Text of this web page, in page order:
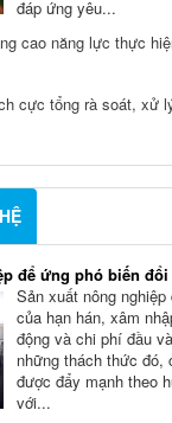
đáp ứng yêu...
cao năng lực thực
cực tổng rà soát, xử
để ứng phó biến đổi
Sản xuất nông
của hạn hán, xâm
động và chi phí đầu
những thách thức đó,
được đẩy mạnh theo
với...